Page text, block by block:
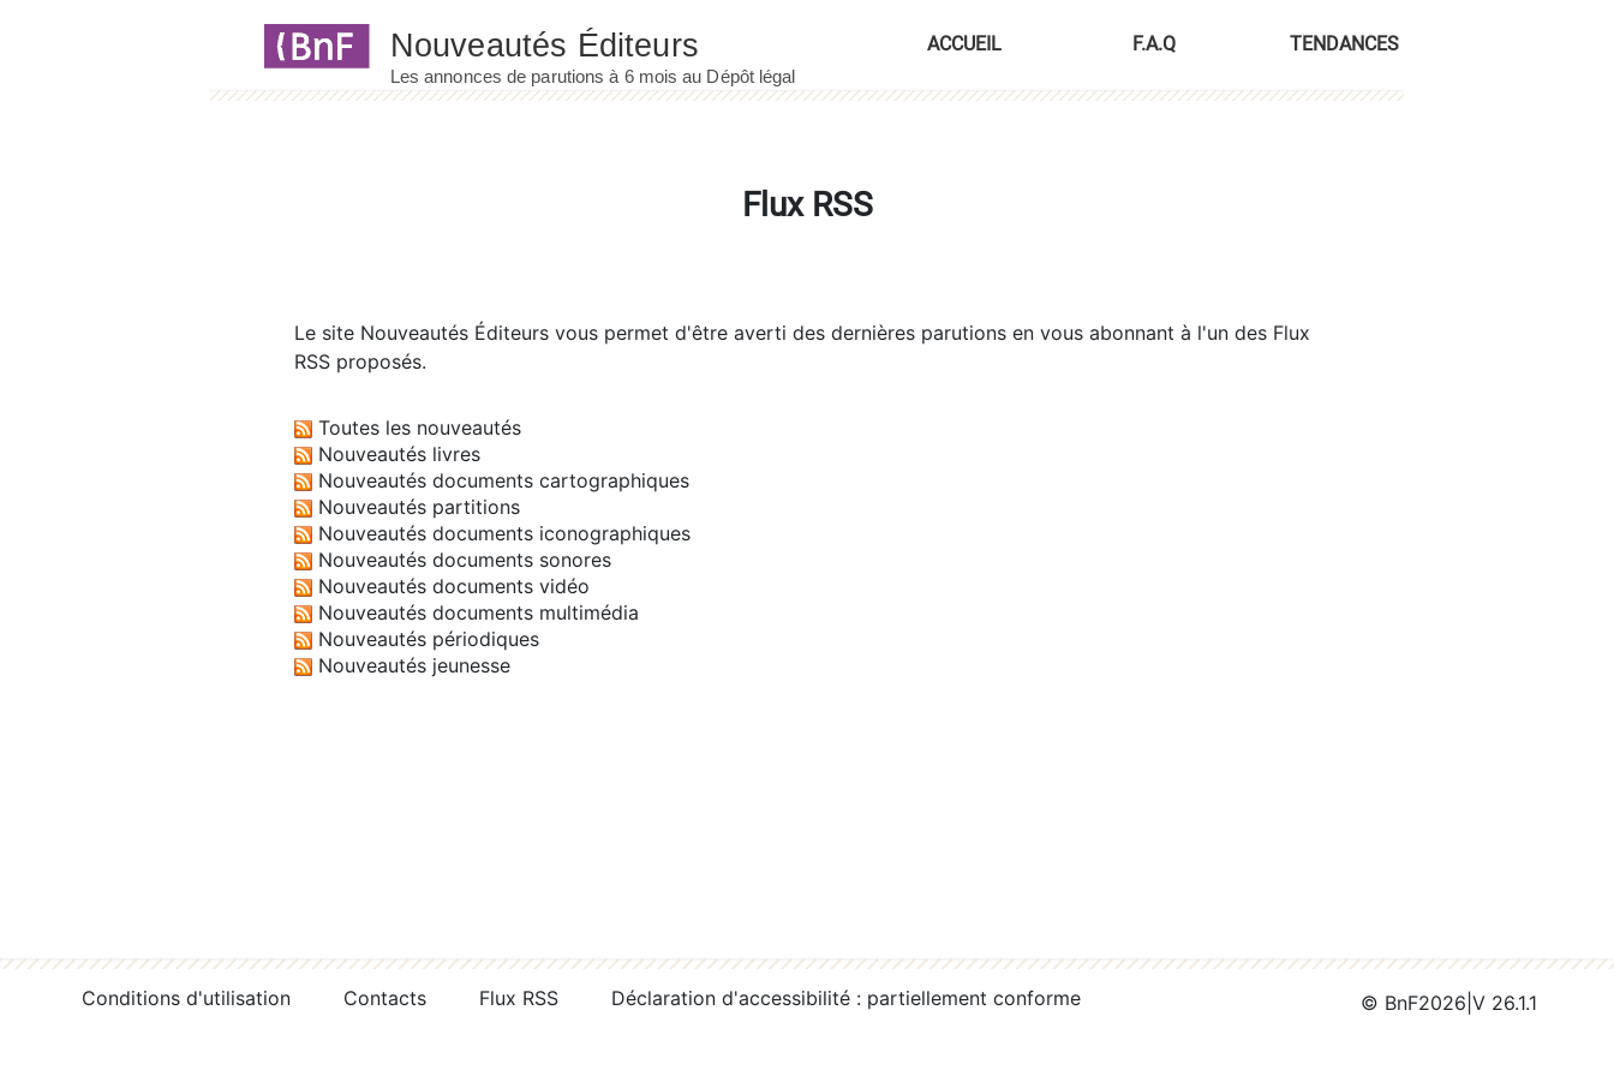
ACCUEIL F.A.Q TENDANCES
Flux RSS
Le site Nouveautés Éditeurs vous permet d'être averti des dernières parutions en vous abonnant à l'un des Flux
RSS proposés.
Toutes les nouveautés
Nouveautés livres
Nouveautés documents cartographiques
Nouveautés partitions
Nouveautés documents iconographiques
Nouveautés documents sonores
Nouveautés documents vidéo
Nouveautés documents multimédia
Nouveautés périodiques
Nouveautés jeunesse
Conditions d'utilisation Contacts Flux RSS Déclaration d'accessibilité : partiellement conforme © BnF2026 V 26.1.1